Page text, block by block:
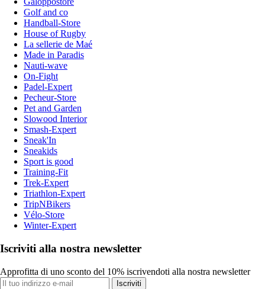
Golf and co
Handball-Store
House of Rugby
La sellerie de Maé
Made in Paradis
Nauti-wave
On-Fight
Padel-Expert
Pecheur-Store
Pet and Garden
Slowood Interior
Smash-Expert
Sneak'In
Sneakids
Sport is good
Training-Fit
Trek-Expert
Triathlon-Expert
TripNBikers
Vélo-Store
Winter-Expert
Iscriviti alla nostra newsletter
Approfitta di uno sconto del 10% iscrivendoti alla nostra newsletter
Iscriviti